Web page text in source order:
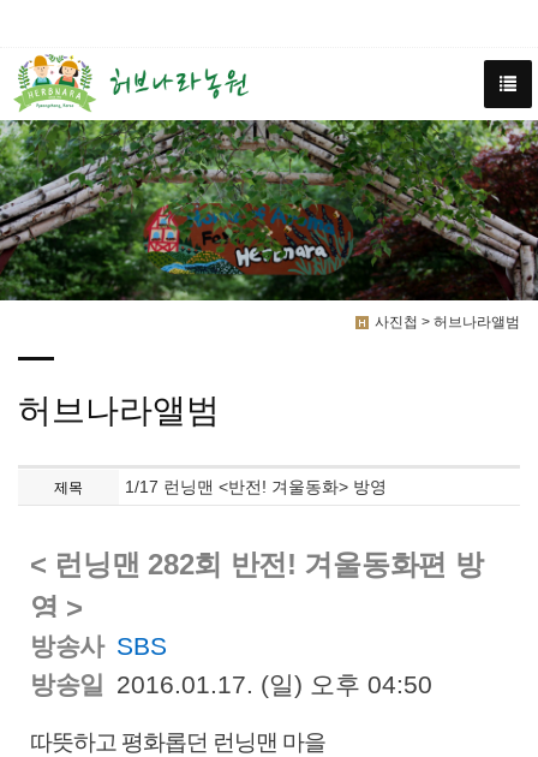
사진첩 > 허브나라앨범
허브나라앨범
제목 1/17 런닝맨 <반전! 겨울동화> 방영
< 런닝맨 282회 반전! 겨울동화편 방
영 >
방송사 SBS
방송일 2016.01.17. (일) 오후 04:50
따뜻하고 평화롭던 런닝맨 마을